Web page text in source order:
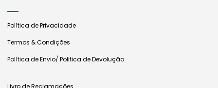
Política de Privacidade
Termos & Condições
Política de Envio/ Politica de Devolução
Livro de Reclamações